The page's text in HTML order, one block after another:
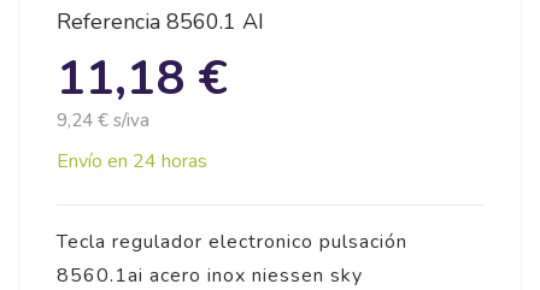
Referencia 8560.1 AI
11,18 €
9,24 € s/iva
Envío en 24 horas
Tecla regulador electronico pulsación
8560.1ai acero inox niessen sky